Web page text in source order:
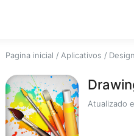
Pagina inicial / Aplicativos /
Atualizado